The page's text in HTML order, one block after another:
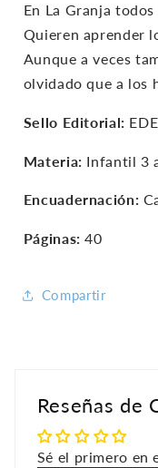
En La Granja
Quieren aprender
Aunque a veces
olvidado que a los
Sello Editorial:
Materia: Infantil 3
Encuadernación:
Páginas: 40
Compartir
Reseñas de
Sé el primero en